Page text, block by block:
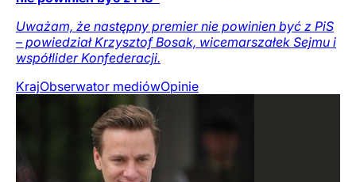
Uważam, że następny premier nie powinien być z PiS
– powiedział Krzysztof Bosak, wicemarszałek Sejmu i
współlider Konfederacji.
KrajObserwator mediówOpinie